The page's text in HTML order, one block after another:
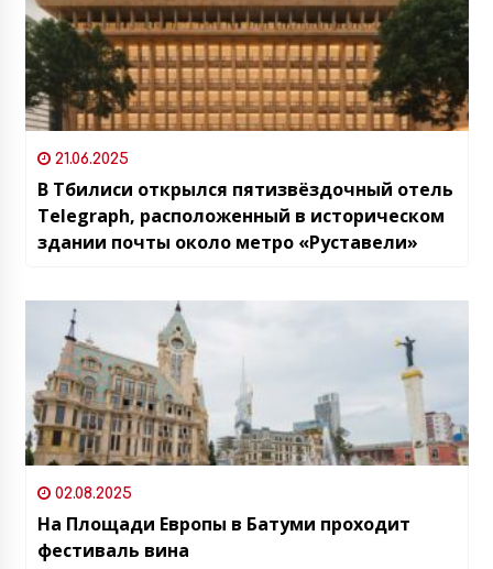
21.06.2025
В Тбилиси открылся пятизвёздочный отель
Telegraph, расположенный в историческом
здании почты около метро «Руставели»
02.08.2025
На Площади Европы в Батуми проходит
фестиваль вина